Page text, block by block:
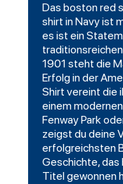
Das boston red
shirt in Navy ist
es ist ein
1901 steht die
Erfolg in der
Shirt vereint die
einem
Fenway Park
zeigst du deine
erfolgreichsten
Geschichte,
Titel gewonnen